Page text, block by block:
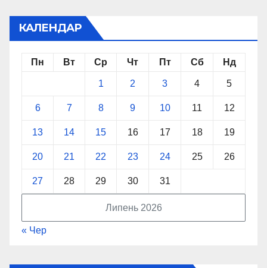
КАЛЕНДАР
Липень 2026
Пн Вт Ср Чт Пт Сб Нд
1 2 3 4 5
6 7 8 9 10 11 12
13 14 15 16 17 18 19
20 21 22 23 24 25 26
27 28 29 30 31
« Чер